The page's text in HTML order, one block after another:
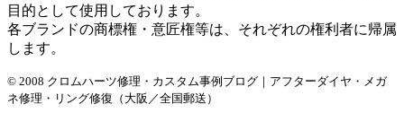
目的として使用しております。
各ブランドの商標権・意匠権等は、それぞれの権利者に帰属
します。
© 2008 クロムハーツ修理・カスタム事例ブログ｜アフターダイヤ・メガ
ネ修理・リング修復（大阪／全国郵送）